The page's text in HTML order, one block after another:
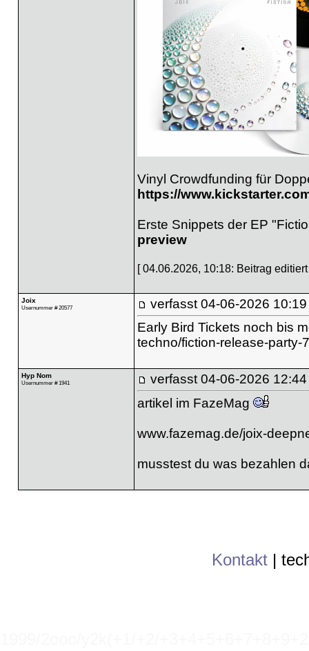
Vinyl Crowdfunding für
https://
Erste Snippets der EP
preview
[ 04.06.2026, 10:18: Beitrag
Joix
Usernummer # 20577 verfasst 04-06-2026 10:19
Early Bird Tickets noch bis
techno/fiction-release-
Hyp Nom
Usernummer # 1941 verfasst 04-06-2026 12:44
artikel im FazeMag
www.fazemag.de/joix-
musstest du was bezahlen
Kontakt |